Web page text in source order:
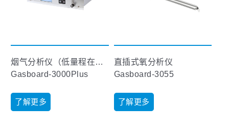
烟气分析仪（低量程在线型）
Gasboard-3000Plus
了解更多
直插式氧分析仪
Gasboard-3055
了解更多